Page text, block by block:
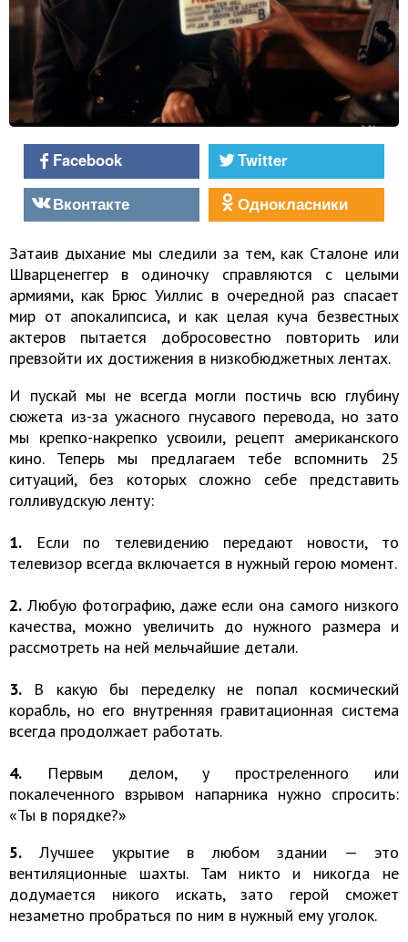
Facebook
Twitter
Вконтакте
Однокласники
Затаив дыхание мы следили за тем, как Сталоне или
Шварценеггер в одиночку справляются с целыми
армиями, как Брюс Уиллис в очередной раз спасает
мир от апокалипсиса, и как целая куча безвестных
актеров пытается добросовестно повторить или
превзойти их достижения в низкобюджетных лентах.
И пускай мы не всегда могли постичь всю глубину
сюжета из-за ужасного гнусавого перевода, но зато
мы крепко-накрепко усвоили, рецепт американского
кино. Теперь мы предлагаем тебе вспомнить 25
ситуаций, без которых сложно себе представить
голливудскую ленту:
1. Если по телевидению передают новости, то
телевизор всегда включается в нужный герою момент.
2. Любую фотографию, даже если она самого низкого
качества, можно увеличить до нужного размера и
рассмотреть на ней мельчайшие детали.
3. В какую бы переделку не попал космический
корабль, но его внутренняя гравитационная система
всегда продолжает работать.
4. Первым делом, у простреленного или
покалеченного взрывом напарника нужно спросить:
«Ты в порядке?»
5. Лучшее укрытие в любом здании — это
вентиляционные шахты. Там никто и никогда не
додумается никого искать, зато герой сможет
незаметно пробраться по ним в нужный ему уголок.